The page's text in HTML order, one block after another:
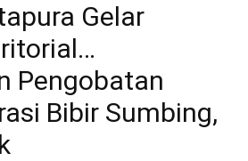
Gelar
Pengobatan
Bibir Sumbing,